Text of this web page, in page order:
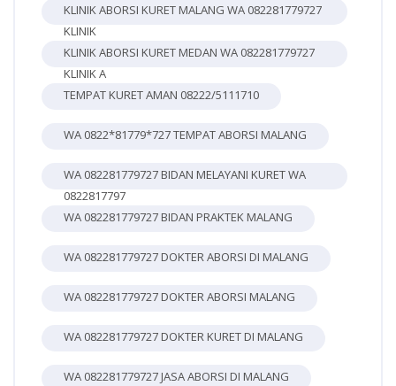
KLINIK ABORSI KURET MALANG WA 082281779727
KLINIK
KLINIK ABORSI KURET MEDAN WA 082281779727
KLINIK A
TEMPAT KURET AMAN 08222/5111710
WA 0822*81779*727 TEMPAT ABORSI MALANG
WA 082281779727 BIDAN MELAYANI KURET WA
0822817797
WA 082281779727 BIDAN PRAKTEK MALANG
WA 082281779727 DOKTER ABORSI DI MALANG
WA 082281779727 DOKTER ABORSI MALANG
WA 082281779727 DOKTER KURET DI MALANG
WA 082281779727 JASA ABORSI DI MALANG